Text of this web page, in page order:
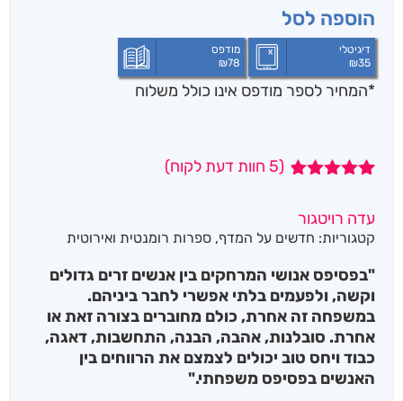
הוספה לסל
דיגיטלי
₪35
מודפס
₪78
*המחיר לספר מודפס אינו כולל משלוח
5 מבוסס על
דירוגים של
(
5 חוות דעת לקוח)
עדה רויטגור
קטגוריות: חדשים על המדף, ספרות רומנטית ואירוטית
"בפסיפס אנושי המרחקים בין אנשים זרים גדולים
וקשה, ולפעמים בלתי אפשרי לחבר ביניהם.
במשפחה זה אחרת, כולם מחוברים בצורה זאת או
אחרת. סובלנות, אהבה, הבנה, התחשבות, דאגה,
כבוד ויחס טוב יכולים לצמצם את הרווחים בין
האנשים בפסיפס משפחתי."